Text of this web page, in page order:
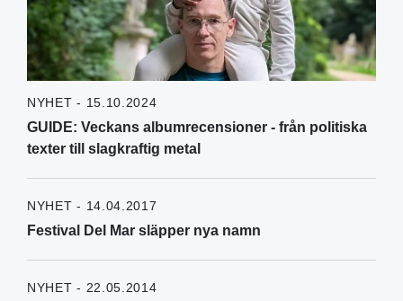
NYHET - 15.10.2024
GUIDE: Veckans albumrecensioner - från politiska
texter till slagkraftig metal
NYHET - 14.04.2017
Festival Del Mar släpper nya namn
NYHET - 22.05.2014